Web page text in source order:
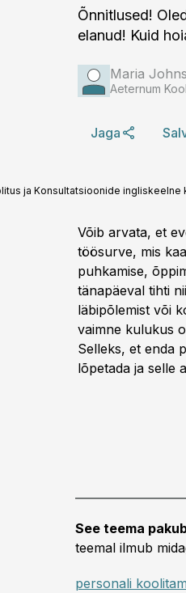
Õnnitlused!
elanud! Kuid
Maria
Aeternum
Jaga
ja Konsultatsioonide
Võib arvata, et
töösurve, mis
puhkamise,
tänapäeval tihti
läbipõlemist või
vaimne kulukus
Selleks, et enda
lõpetada ja selle
See teema
teemal ilmub
personali